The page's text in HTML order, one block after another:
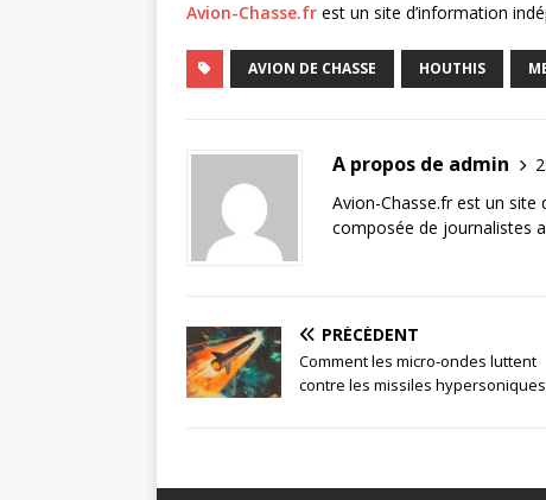
Avion-Chasse.fr est un site d’information
AVION DE CHASSE HOUTHIS
A propos de admin
Avion-Chasse.fr est un
composée de journalistes
PRÉCÉDENT
Comment les micro-ondes luttent
contre les missiles hypersoniques